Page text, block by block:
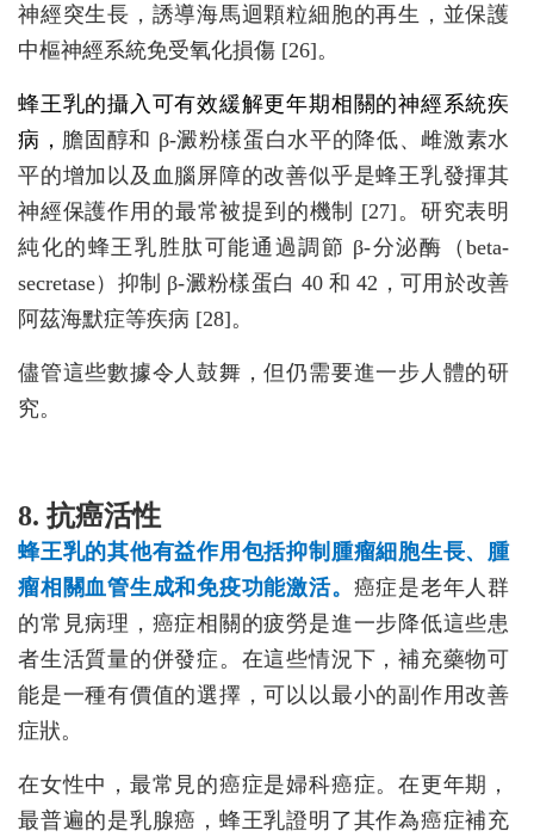
神經突生長，誘導海馬迴顆粒細胞的再生，並保護
中樞神經系統免受氧化損傷 [26]。
蜂王乳的攝入可有效緩解更年期相關的神經系統疾
病， 膽固醇和 β-澱粉樣蛋白水平的降低、雌激素水
平的增加以及血腦屏障的改善似乎是蜂王乳發揮其
神經保護作用的最常被提到的機制 [27]。研究表明
純化的蜂王乳胜肽可能通過調節 β-分泌酶（beta-
secretase）抑制 β-澱粉樣蛋白 40 和 42，可用於改善
阿茲海默症等疾病 [28]。
儘管這些數據令人鼓舞，但仍需要進一步人體的研
究。
8. 抗癌活性
蜂王乳的其他有益作用包括抑制腫瘤細胞生長、腫
瘤相關血管生成和免疫功能激活。 癌症是老年人群
的常見病理，癌症相關的疲勞是進一步降低這些患
者生活質量的併發症。在這些情況下，補充藥物可
能是一種有價值的選擇，可以以最小的副作用改善
症狀。
在女性中，最常見的癌症是婦科癌症。在更年期，
最普遍的是乳腺癌，蜂王乳證明了其作為癌症補充